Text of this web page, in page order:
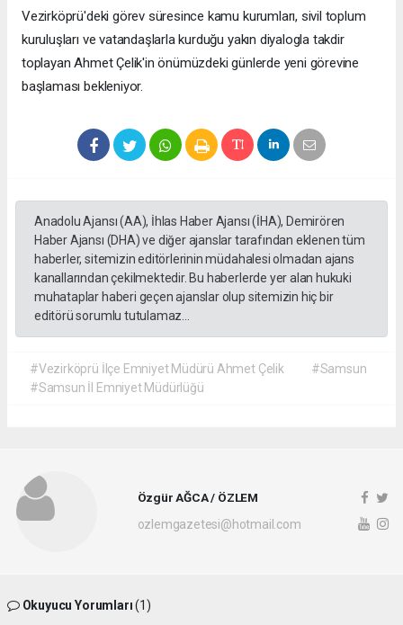
Vezirköprü'deki görev süresince kamu kurumları, sivil toplum
kuruluşları ve vatandaşlarla kurduğu yakın diyalogla takdir
toplayan Ahmet Çelik'in önümüzdeki günlerde yeni görevine
başlaması bekleniyor.
Anadolu Ajansı (AA), İhlas Haber Ajansı (İHA), Demirören
Haber Ajansı (DHA) ve diğer ajanslar tarafından eklenen tüm
haberler, sitemizin editörlerinin müdahalesi olmadan ajans
kanallarından çekilmektedir. Bu haberlerde yer alan hukuki
muhataplar haberi geçen ajanslar olup sitemizin hiç bir
editörü sorumlu tutulamaz...
#Vezirköprü İlçe Emniyet Müdürü Ahmet Çelik
#Samsun
#Samsun İl Emniyet Müdürlüğü
Özgür AĞCA / ÖZLEM
ozlemgazetesi@hotmail.com
Okuyucu Yorumları(1)